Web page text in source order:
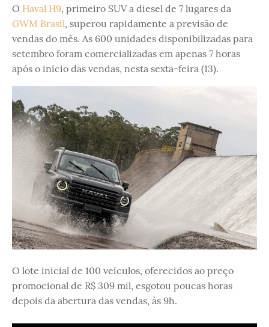
O Haval H9, primeiro SUV a diesel de 7 lugares da
GWM Brasil, superou rapidamente a previsão de
vendas do mês. As 600 unidades disponibilizadas para
setembro foram comercializadas em apenas 7 horas
após o início das vendas, nesta sexta-feira (13).
O lote inicial de 100 veículos, oferecidos ao preço
promocional de R$ 309 mil, esgotou poucas horas
depois da abertura das vendas, às 9h.